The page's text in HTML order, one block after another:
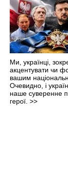
Ми, українці,
акцентувати чи
вашим
Очевидно, і
наше суверенне
герої. >>